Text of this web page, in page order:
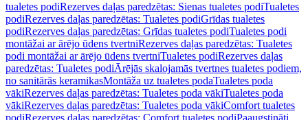
tualetes podiRezerves daļas paredzētas: Sienas tualetes podiTualetes
podiRezerves daļas paredzētas: Tualetes podiGrīdas tualetes
podiRezerves daļas paredzētas: Grīdas tualetes podiTualetes podi
montāžai ar ārējo ūdens tvertniRezerves daļas paredzētas: Tualetes
podi montāžai ar ārējo ūdens tvertniTualetes podiRezerves daļas
paredzētas: Tualetes podiĀrējās skalojamās tvertnes tualetes podiem,
no sanitārās keramikasMontāža uz tualetes podaTualetes poda
vākiRezerves daļas paredzētas: Tualetes poda vākiTualetes poda
vākiRezerves daļas paredzētas: Tualetes poda vākiComfort tualetes
podiRezerves daļas paredzētas: Comfort tualetes podiPaaugstināti